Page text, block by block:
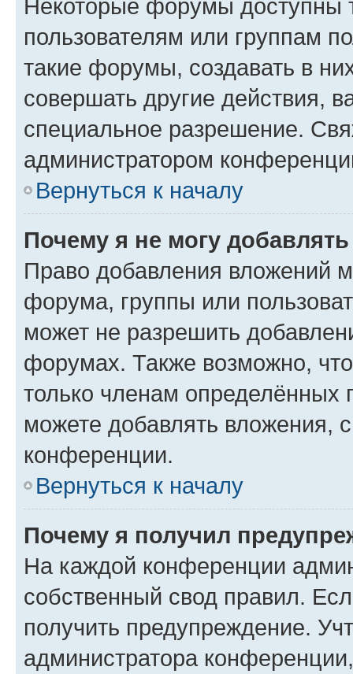
Некоторые форумы доступны
пользователям или группам
такие форумы, создавать в
совершать другие действия,
специальное разрешение.
администратором
Вернуться к началу
Почему я не могу
Право добавления вложений
форума, группы или
может не разрешить
форумах. Также возможно,
только членам определённых
можете добавлять вложения,
конференции.
Вернуться к началу
Почему я получил
На каждой конференции
собственный свод правил.
получить предупреждение.
администратора